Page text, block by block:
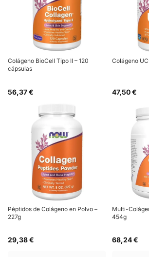
Colágeno BioCell Tipo II – 120
cápsulas
56,37 €
Colágeno
47,50 €
Péptidos de Colágeno en Polvo –
227g
29,38 €
Multi-
454g
68,24 €